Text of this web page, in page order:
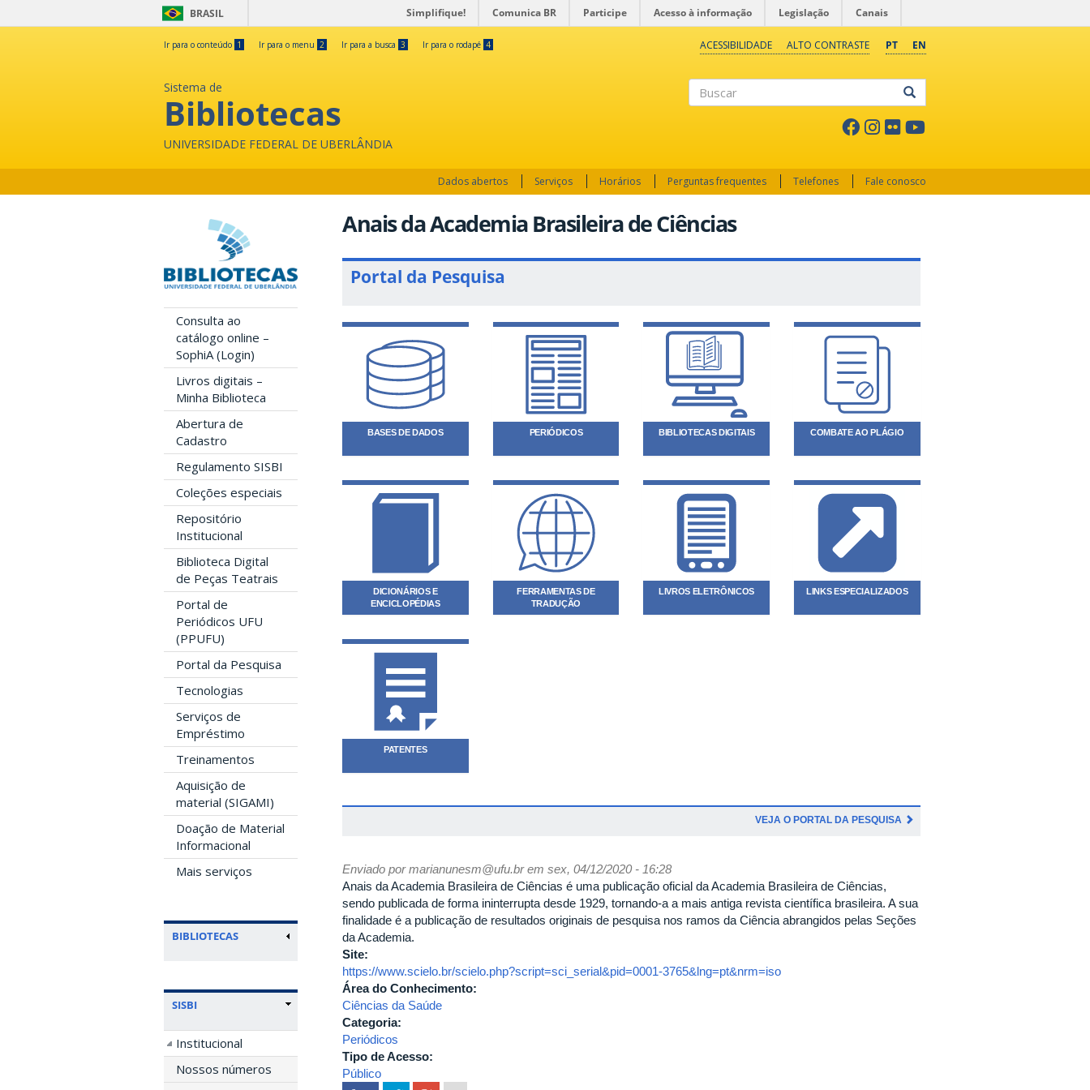
BRASIL Simplifique! Comunica BR Participe Acesso à informação Legislação Canais
Ir para o conteúdo 1 Ir para o menu 2 Ir para a busca 3 Ir para o rodapé 4 PT EN
ACESSIBILIDADE ALTO CONTRASTE
Sistema de
Bibliotecas
UNIVERSIDADE FEDERAL DE UBERLÂNDIA
Dados abertos Serviços Horários Perguntas frequentes Telefones Fale conosco
Consulta ao
catálogo online –
SophiA (Login)
Livros digitais –
Minha Biblioteca
Abertura de
Cadastro
Regulamento SISBI
Coleções especiais
Repositório
Institucional
Biblioteca Digital
de Peças Teatrais
Portal de
Periódicos UFU
(PPUFU)
Portal da Pesquisa
Tecnologias
Serviços de
Empréstimo
Treinamentos
Aquisição de
material (SIGAMI)
Doação de Material
Informacional
Mais serviços
BIBLIOTECAS
SISBI
Institucional
Nossos números
Anais da Academia Brasileira de Ciências
Portal da Pesquisa
BASES DE DADOS PERIÓDICOS BIBLIOTECAS DIGITAIS COMBATE AO PLÁGIO
DICIONÁRIOS E
ENCICLOPÉDIAS
FERRAMENTAS DE
TRADUÇÃO
LIVROS ELETRÔNICOS LINKS ESPECIALIZADOS
PATENTES
VEJA O PORTAL DA PESQUISA
Enviado pormarianunesm@ufu.brem sex, 04/12/2020 - 16:28
Anais da Academia Brasileira de Ciências é uma publicação oficial da Academia Brasileira de Ciências,
sendo publicada de forma ininterrupta desde 1929, tornando-a a mais antiga revista científica brasileira. A sua
finalidade é a publicação de resultados originais de pesquisa nos ramos da Ciência abrangidos pelas Seções
da Academia.
Site:
https://www.scielo.br/scielo.php?script=sci_serial&pid=0001-3765&lng=pt&nrm=iso
Área do Conhecimento:
Ciências da Saúde
Categoria:
Periódicos
Tipo de Acesso:
Público